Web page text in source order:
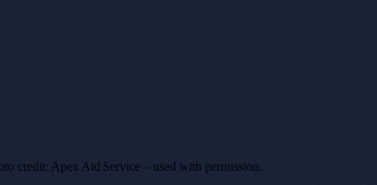
credit: Apex Aid Service – used with permission.